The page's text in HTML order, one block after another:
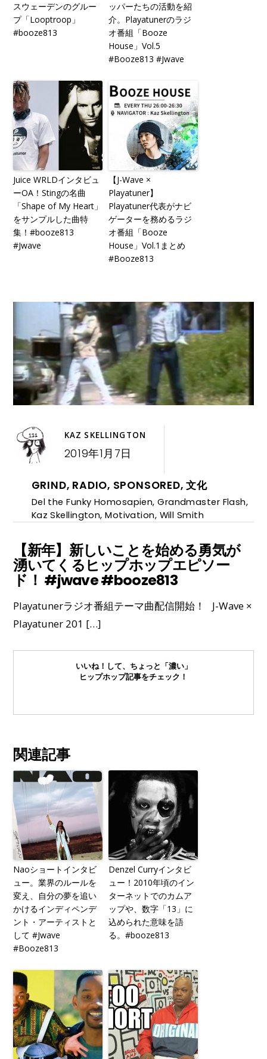
スウェーデンのグルー
プ「Looptroop」
#booze813
ッパーたちの活動を紹
介。Playatunerのラジ
オ番組「Booze
House」Vol.5
#Booze813 #Jwave
Juice WRLDインタビュ
ーOA！Stingの名曲
「Shape of My Heart」
をサンプルした曲特
集！#booze813
#Jwave
【J-Wave ×
Playatuner】
Playatuner代表がナビ
ゲーターを務めるラジ
オ番組「Booze
House」Vol.1まとめ
#Booze813
KAZ SKELLINGTON
2019年1月7日
GRIND, RADIO, SPONSORED,文化
Del the Funky Homosapien,Grandmaster Flash,
Kaz Skellington,Motivation, Will Smith
【新年】新しいことを始める勇気が
湧いてくるヒップホップエピソー
ド！ #jwave #booze813
Playatunerラジオ番組テーマ曲配信開始！ J-Wave ×
Playatuner 201 […]
いいね！して、ちょっと「濃い」
ヒップホップ記事をチェック！
関連記事
Naoショートインタビ
ュー。業界のルールを
変え、自分の夢を追い
かけるインディペンデ
ント・アーティストと
して #Jwave
#Booze813
Denzel Curryインタビ
ュー！2010年頃のイン
ターネットでのカムア
ップや、数字「13」に
込められた意味を語
る。#booze813